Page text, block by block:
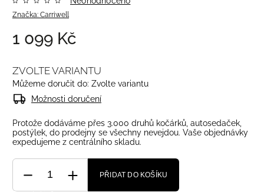
Značka: Carriwell
1 099 Kč
ZVOLTE VARIANTU
Můžeme doručit do: Zvolte variantu
Možnosti doručení
Protože dodáváme přes 3.000 druhů kočárků, autosedaček,
postýlek, do prodejny se všechny nevejdou. Vaše objednávky
expedujeme z centrálního skladu.
PŘIDAT DO KOŠÍKU